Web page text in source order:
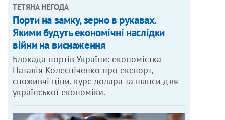
ТЕТЯНА НЕГОДА
Порти на замку, зерно в рукавах.
Якими будуть економічні наслідки
війни на виснаження
Блокада портів України: економістка
Наталія Колесніченко про експорт,
споживчі ціни, курс долара та шанси для
української економіки.